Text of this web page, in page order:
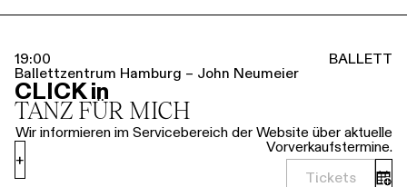
19:00
Ballettzentrum Hamburg – John Neumeier
BALLETT
CLICK in
TANZ FÜR MICH
Wir informieren im Servicebereich der Website über aktuelle
Vorverkaufstermine.
Tickets
+